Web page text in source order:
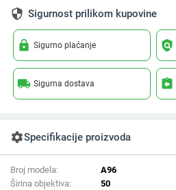
security Sigurnost prilikom kupovine
lock Sigurno plaćanje policy
local_shipping Sigurna dostava assignment_return
settingsSpecifikacije proizvoda
Broj modela:
A96
Širina objektiva:
50